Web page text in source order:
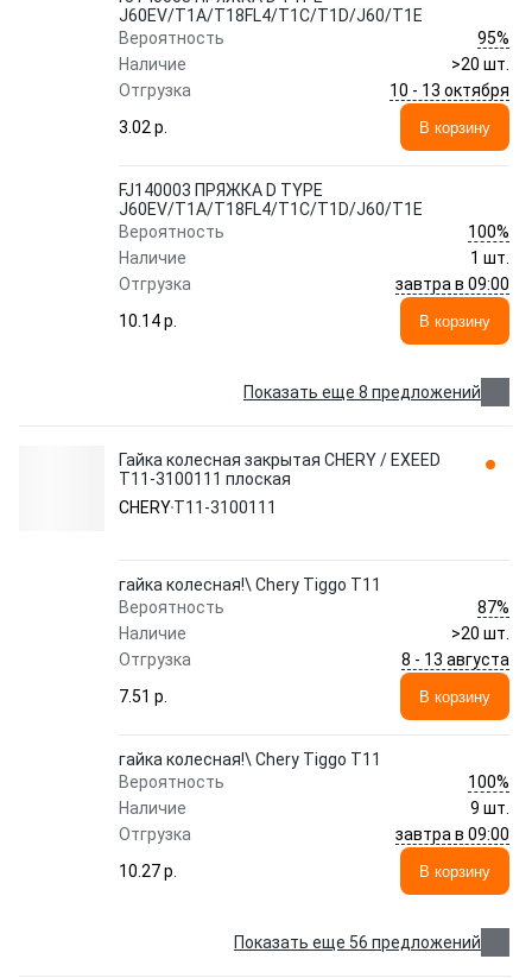
J60EV/T1A/T18FL4/T1C/T1D/J60/T1E
Вероятность
95%
Наличие
>20 шт.
Отгрузка
10 - 13 октября
3.02 p.
В корзину
FJ140003 ПРЯЖКА D TYPE
J60EV/T1A/T18FL4/T1C/T1D/J60/T1E
Вероятность
100%
Наличие
1 шт.
Отгрузка
завтра в 09:00
10.14 p.
В корзину
Показать еще 8 предложений
Гайка колесная закрытая CHERY / EXEED
T11-3100111 плоская
CHERYT11-3100111
гайка колесная!\ Chery Tiggo T11
Вероятность
87%
Наличие
>20 шт.
Отгрузка
8 - 13 августа
7.51 p.
В корзину
гайка колесная!\ Chery Tiggo T11
Вероятность
100%
Наличие
9 шт.
Отгрузка
завтра в 09:00
10.27 p.
В корзину
Показать еще 56 предложений